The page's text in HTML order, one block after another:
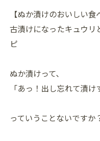
【ぬか漬けのおいしい食
古漬けになったキュウリ
ピ
ぬか漬けって、
「あっ！出し忘れて漬け
っていうことないですか